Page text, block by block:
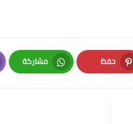
حفظ
Pinterest
مشاركة
Whatsapp